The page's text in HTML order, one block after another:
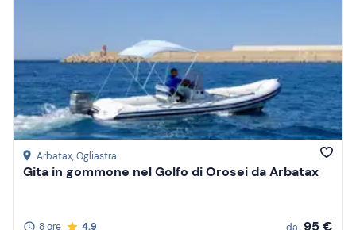
Arbatax, Ogliastra
Gita in gommone nel Golfo di Orosei da Arbatax
8 ore 4.9 95 €